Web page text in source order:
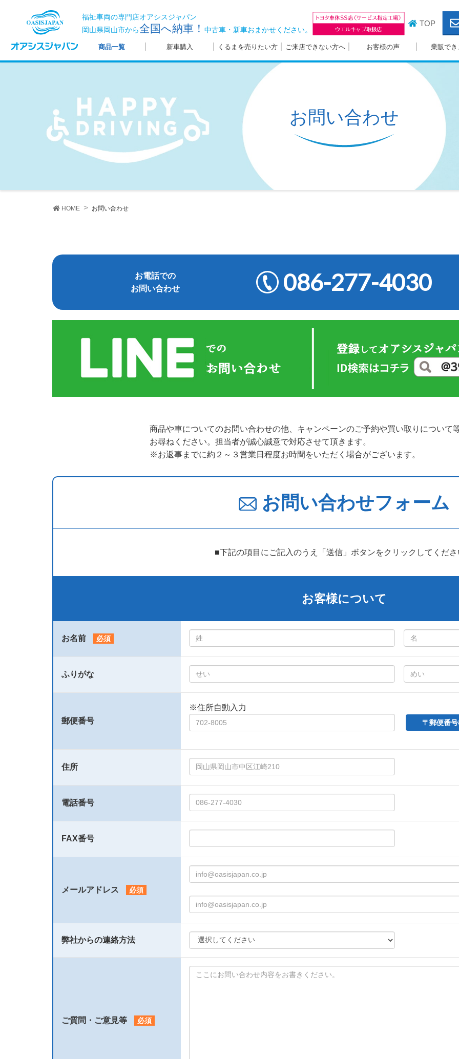
福祉車両の専門店オアシスジャパン
岡山県岡山市から全国へ納車！中古車・新車おまかせください。
TOP
商品一覧 新車購入 くるまを売りたい方 ご来店できない方へ お客様の声 業販でき
お問い合わせ
HOME お問い合わせ
お電話での
お問い合わせ
086-277-4030
商品や車についてのお問い合わせの他、キャンペーンのご予約や買い取りについて
お尋ねください。担当者が誠心誠意で対応させて頂きます。
※お返事までに約２～３営業日程度お時間をいただく場合がございます。
お問い合わせフォーム
■下記の項目にご記入のうえ「送信」ボタンをクリックしてくだ
お客様について
お名前 必須
ふりがな
郵便番号
※住所自動入力
〒郵便番
住所
電話番号
FAX番号
メールアドレス 必須
弊社からの連絡方法
ご質問・ご意見等 必須